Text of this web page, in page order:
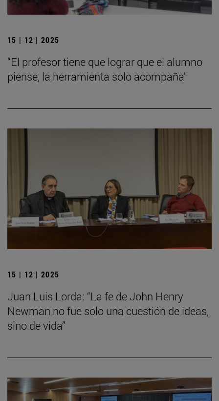
15 | 12 | 2025
“El profesor tiene que lograr que el alumno
piense, la herramienta solo acompaña"
15 | 12 | 2025
Juan Luis Lorda: “La fe de John Henry
Newman no fue solo una cuestión de ideas,
sino de vida”